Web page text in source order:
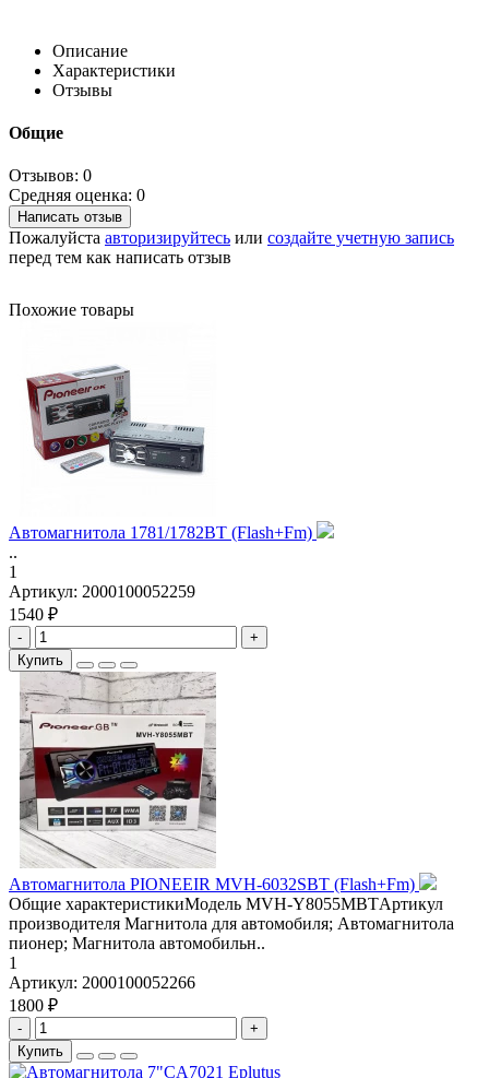
Описание
Характеристики
Отзывы
Общие
Отзывов: 0
Средняя оценка: 0
Написать отзыв
Пожалуйста авторизируйтесь или создайте учетную запись
перед тем как написать отзыв
Похожие товары
Автомагнитола 1781/1782BT (Flash+Fm)
..
1
Артикул: 2000100052259
1540 ₽
-
+
Купить
Автомагнитола PIONEEIR MVH-6032SBT (Flash+Fm)
Общие характеристикиМодель MVH-Y8055MBTАртикул
производителя Магнитола для автомобиля; Автомагнитола
пионер; Магнитола автомобильн..
1
Артикул: 2000100052266
1800 ₽
-
+
Купить